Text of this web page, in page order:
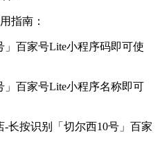
指南：
百家号Lite小程序码即可使
」百家号Lite小程序名称即可
长按识别「切尔西10号」百家